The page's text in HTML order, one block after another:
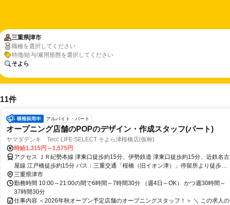
三重県津市
職種を選択してください
特徴/給与/雇用形態を選択してください
そよら
11件
アルバイト・パート
オープニング店舗のPOPのデザイン・作成スタッフ(パート)
ヤマダデンキ Tecc LIFE SELECT そよら津桜橋店(仮称)
時給1,315円～1,575円
アクセス ＪＲ紀勢本線 津東口徒歩約15分、伊勢鉄道 津東口徒歩約15分、近鉄名古
屋線 江戸橋徒歩約15分 バス：三重交通「桜橋（旧イオン津）」停留所より徒歩3
分、もしくは三重交通「三交ホーム前」停留所より徒歩8分 ★秋には同敷地内にイ
オンのショッピングセンター『そよら津桜橋』もオープン予定なので、仕事帰りの
お買い物も大変便利です！
三重県津市
勤務時間 10:00～21:00の間で6時間～7時間30分 （週4日～OK） かつ週30時間～
37時間30分
仕事内容 ＜2026年秋オープン予定店舗のオープニングスタッフ！＞ ＼ この求人の